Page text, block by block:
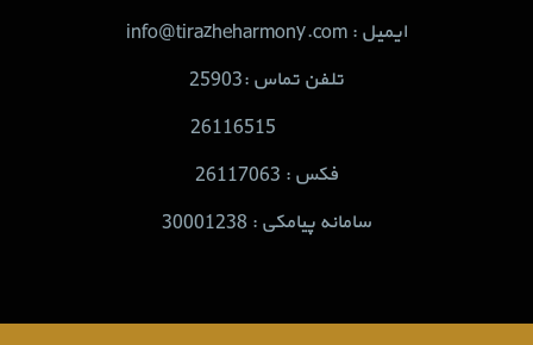
ایمیل : info@tirazheharmony.com
تلفن تماس :25903
فکس : 26117063
سامانه پیامکی : 30001238